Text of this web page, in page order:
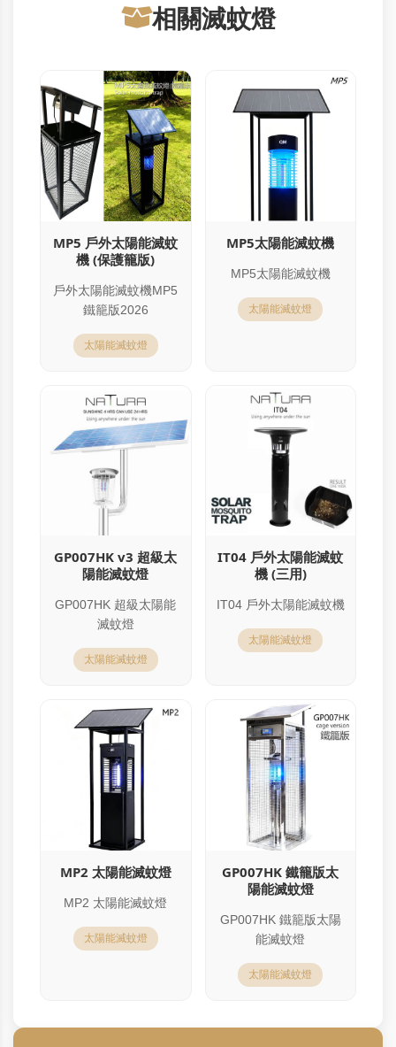
相關滅蚊燈
MP5 戶外太陽能滅蚊
機 (保護籠版)
戶外太陽能滅蚊機MP5
鐵籠版2026
太陽能滅蚊燈
MP5太陽能滅蚊機
MP5太陽能滅蚊機
太陽能滅蚊燈
GP007HK v3 超級太
陽能滅蚊燈
GP007HK 超級太陽能
滅蚊燈
太陽能滅蚊燈
IT04 戶外太陽能滅蚊
機 (三用)
IT04 戶外太陽能滅蚊機
太陽能滅蚊燈
MP2 太陽能滅蚊燈
MP2 太陽能滅蚊燈
太陽能滅蚊燈
GP007HK 鐵籠版太
陽能滅蚊燈
GP007HK 鐵籠版太陽
能滅蚊燈
太陽能滅蚊燈